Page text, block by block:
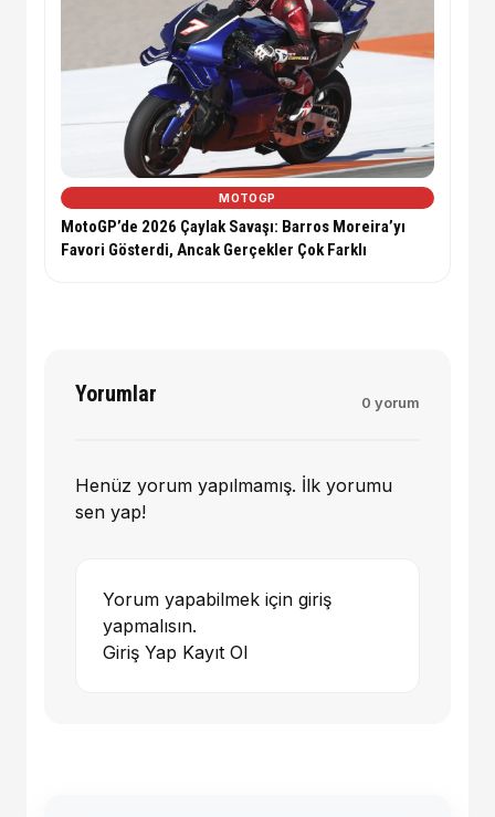
MOTOGP
MotoGP’de 2026 Çaylak Savaşı: Barros Moreira’yı
Favori Gösterdi, Ancak Gerçekler Çok Farklı
Yorumlar 0 yorum
Henüz yorum yapılmamış. İlk yorumu
sen yap!
Yorum yapabilmek için giriş
yapmalısın.
Giriş Yap Kayıt Ol